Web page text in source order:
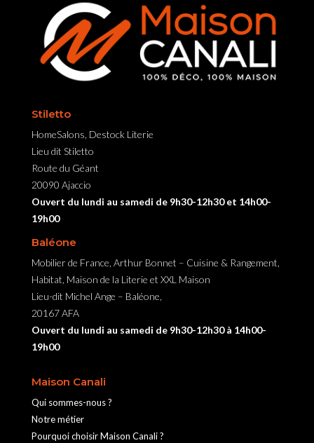
Stiletto
HomeSalons, Destock Literie
Lieu dit Stiletto
Route du Géant
20090 Ajaccio
Ouvert du lundi au samedi de 9h30-12h30 et 14h00-
19h00
Baléone
Mobilier de France, Arthur Bonnet – Cuisine & Rangement,
Habitat, Maison de la Literie et XXL Maison
Lieu-dit Michel Ange – Baléone,
20167 AFA
Ouvert du lundi au samedi de 9h30-12h30 à 14h00-
19h00
Maison Canali
Qui sommes-nous ?
Notre métier
Pourquoi choisir Maison Canali ?